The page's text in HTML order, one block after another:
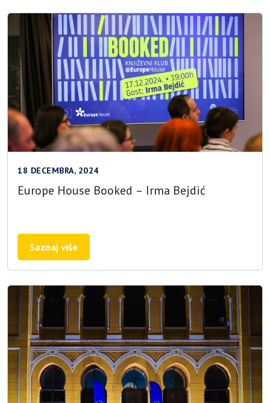
18 DECEMBRA, 2024
Europe House Booked – Irma Bejdić
Saznaj više